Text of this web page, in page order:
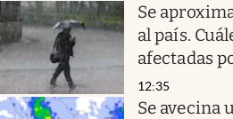
Se
al país.
afectadas
12:35
Se avecina